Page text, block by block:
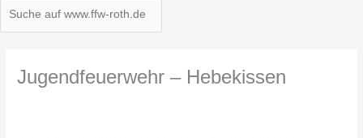
Jugendfeuerwehr – Hebekissen